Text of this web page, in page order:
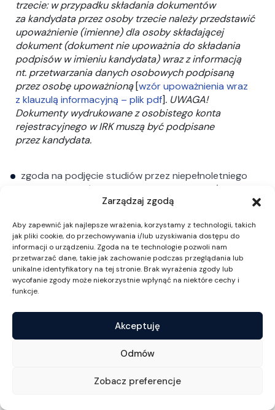
Zarządzaj zgodą
Aby zapewnić jak najlepsze wrażenia, korzystamy z technologii, takich
jak pliki cookie, do przechowywania i/lub uzyskiwania dostępu do
informacji o urządzeniu. Zgoda na te technologie pozwoli nam
przetwarzać dane, takie jak zachowanie podczas przeglądania lub
unikalne identyfikatory na tej stronie. Brak wyrażenia zgody lub
wycofanie zgody może niekorzystnie wpłynąć na niektóre cechy i
funkcje.
Akceptuję
Odmów
Zobacz preferencje
trzecie: w przypadku składania dokumentów
za kandydata przez osoby trzecie należy przedstawić
upoważnienie (imienne) dla osoby składającej
dokument (dokument nie upoważnia do składania
podpisów w imieniu kandydata) wraz z informacją
nt. przetwarzania danych osobowych podpisaną
przez osobę upoważnioną [wzór upoważnienia wraz
z klauzulą informacyjną – plik pdf]. UWAGA!
Dokumenty wydrukowane z osobistego konta
rejestracyjnego w IRK muszą być podpisane
przez kandydata.
zgoda na podjęcie studiów przez niepełnoletniego
kandydata – oświadczenie przedstawiciela/i
ustawowego/ych [wzór oświadczenia w formacie pdf]
osobowych podpisywana osobno przez każdego
przedstawiciela ustawowego [wzór klauzuli
w formacie pdf] (więcej informacji poniżej):
Zgoda na podjęcie studiów przez niepełnoletniego
ustawowego/ych i klauzulą informacyjną dot.
przetwarzania danych należy przedłożyć
do wgląduakt urodzenia niepełnoletniego